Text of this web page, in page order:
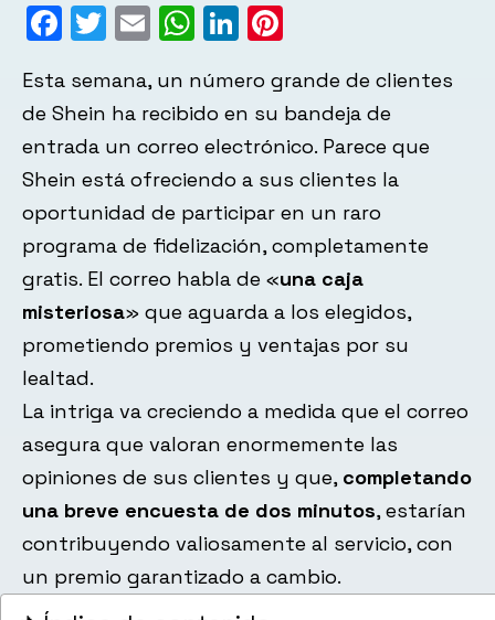
Facebook
Twitter
EmailWhatsApp
LinkedIn
Esta semana, un número grande de clientes
de Shein ha recibido en su bandeja de
entrada un correo electrónico. Parece que
Shein está ofreciendo a sus clientes la
oportunidad de participar en un raro
programa de fidelización, completamente
gratis. El correo habla de «una caja
misteriosa» que aguarda a los elegidos,
prometiendo premios y ventajas por su
lealtad.
La intriga va creciendo a medida que el correo
asegura que valoran enormemente las
opiniones de sus clientes y que, completando
una breve encuesta de dos minutos, estarían
contribuyendo valiosamente al servicio, con
un premio garantizado a cambio.